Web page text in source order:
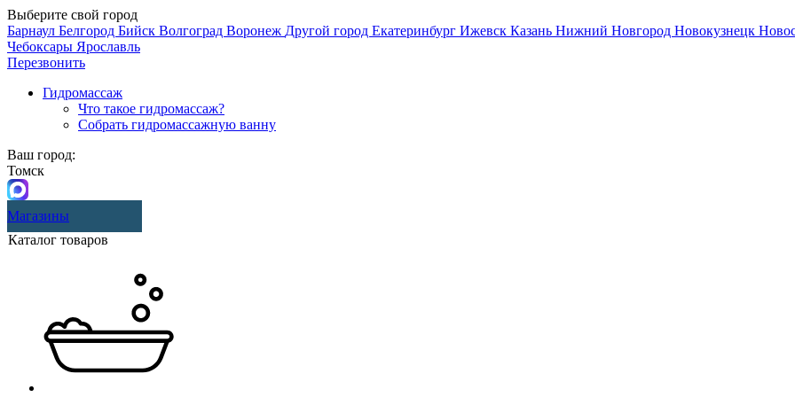
Выберите свой город
Барнаул Белгород Бийск Волгоград Воронеж Другой город Екатеринбург Ижевск Казань Нижний Новгород Новокузнецк
Чебоксары Ярославль
Перезвонить
Гидромассаж
Что такое гидромассаж?
Собрать гидромассажную ванну
Ваш город:
Томск
Магазины
Каталог товаров